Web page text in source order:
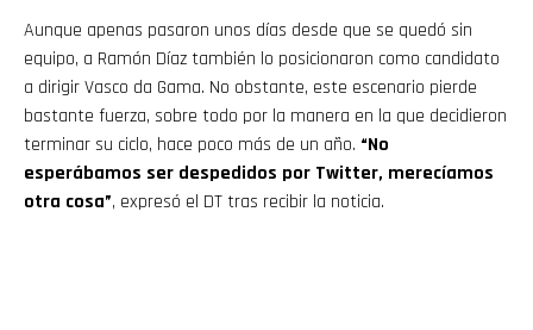
Aunque apenas pasaron unos días desde que se quedó sin
equipo, a Ramón Díaz también lo posicionaron como candidato
a dirigir Vasco da Gama. No obstante, este escenario pierde
bastante fuerza, sobre todo por la manera en la que decidieron
terminar su ciclo, hace poco más de un año. “No
esperábamos ser despedidos por Twitter, merecíamos
otra cosa”, expresó el DT tras recibir la noticia.